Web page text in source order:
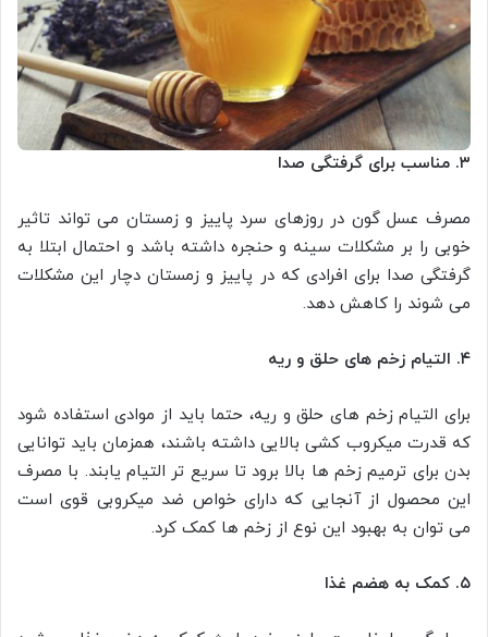
۳. مناسب برای گرفتگی صدا
مصرف عسل گون در روزهای سرد پاییز و زمستان می تواند تاثیر
خوبی را بر مشکلات سینه و حنجره داشته باشد و احتمال ابتلا به
گرفتگی صدا برای افرادی که در پاییز و زمستان دچار این مشکلات
می شوند را کاهش دهد.
۴. التیام زخم های حلق و ریه
برای التیام زخم های حلق و ریه، حتما باید از موادی استفاده شود
که قدرت میکروب کشی بالایی داشته باشند، همزمان باید توانایی
بدن برای ترمیم زخم ها بالا برود تا سریع تر التیام یابند. با مصرف
این محصول از آنجایی که دارای خواص ضد میکروبی قوی است
می توان به بهبود این نوع از زخم ها کمک کرد.
۵. کمک به هضم غذا